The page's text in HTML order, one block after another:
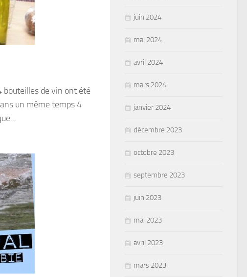
bouteilles de vin ont été
un même temps 4
juin 2024
mai 2024
avril 2024
mars 2024
janvier 2024
décembre 2023
octobre 2023
septembre 2023
juin 2023
mai 2023
avril 2023
mars 2023